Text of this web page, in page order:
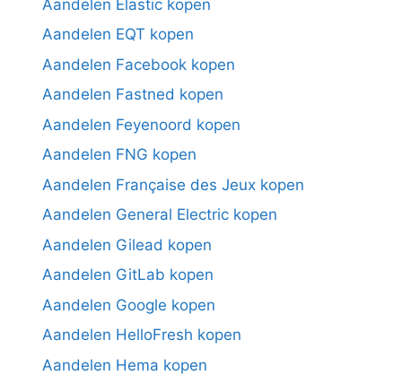
Aandelen Elastic kopen
Aandelen EQT kopen
Aandelen Facebook kopen
Aandelen Fastned kopen
Aandelen Feyenoord kopen
Aandelen FNG kopen
Aandelen Française des Jeux kopen
Aandelen General Electric kopen
Aandelen Gilead kopen
Aandelen GitLab kopen
Aandelen Google kopen
Aandelen HelloFresh kopen
Aandelen Hema kopen